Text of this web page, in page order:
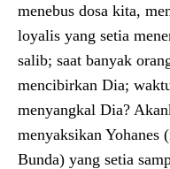
menebus dosa kita,
loyalis yang setia
salib; saat banyak
mencibirkan Dia;
menyangkal Dia?
menyaksikan Yohanes
Bunda) yang setia